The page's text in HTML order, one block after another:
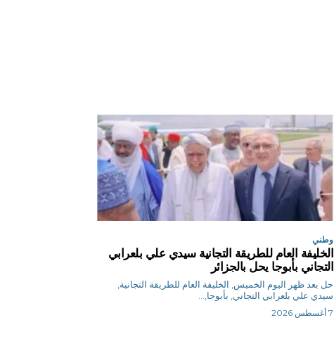
وطني
الخليفة العام للطريقة التجانية سيدي علي بلعرابي
التجاني بأبوجا يحل بالجزائر
حل بعد ظهر اليوم الخميس, الخليفة العام للطريقة التجانية,
سيدي علي بلعرابي التجاني, بأبوجا,...
7 أغسطس 2026